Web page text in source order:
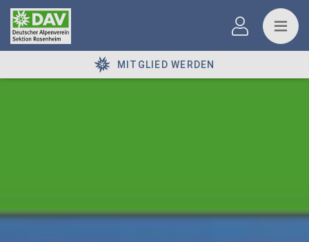
MITGLIED WERDEN